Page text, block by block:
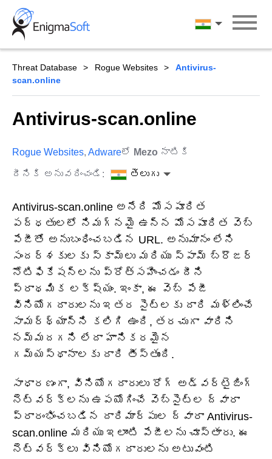
Skip
content
తెలుగు
Threat Database Rogue Websites
Antivirus-
scan.online
Antivirus-scan.online
Rogue Websites, Adwareలో Mezo నాటికి
దీనికి అనువదించండి: తెలుగు
Antivirus-scan.online అనేది మోసపూరిత
పద్ధతులలో నిమగ్నమై ఉన్న మోసపూరిత వెబ్
పేజీతో అనుబంధించబడిన URL. అనుమానం లేని
సందర్శకులకు స్కామ్‌లు మరియు స్పామ్ బ్రౌజర్
నోటిఫికేషన్‌లను ప్రోత్సహించడం దీని
ప్రాథమిక లక్ష్యం. ఇంకా, ఈ వెబ్ పేజీ
వినియోగదారులను ఇతర సైట్‌లకు దారి మళ్లించే
సామర్థ్యాన్ని కలిగి ఉంది, తరచుగా వారిని
నమ్మదగని లేదా హానికరమైన
గమ్యస్థానాలకు దారి తీస్తుంది.
సాధారణంగా, వినియోగదారులు రోగ్ అడ్వర్టైజింగ్
నెట్‌వర్క్‌లను ఉపయోగించే వెబ్‌సైట్‌ల ద్వారా
ప్రారంభించబడిన దారిమార్పుల ద్వారా Antivirus-
scan.online మరియు ఇలాంటి పేజీలను చూస్తారు. ఈ
నెట్‌వర్క్‌లు వినియోగదారులను అటువంటి